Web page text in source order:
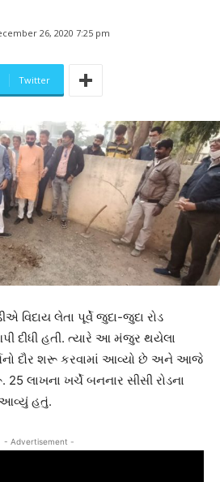
26, 2020 7:25 pm
Twitter
વિદાય લેતા પૂર્વે જુદા-જુદા રોડ
દીધી હતી. ત્યારે આ મંજુર થયેલા
દૌર શરૂ કરવામાં આવ્યો છે અને આજે
25 લાખના ખર્ચે બનનાર સીસી રોડના
આવ્યું હતું.
- Advertisement -